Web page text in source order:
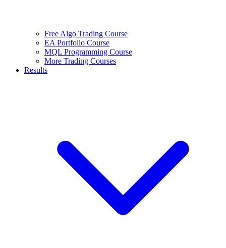
Free Algo Trading Course
EA Portfolio Course
MQL Programming Course
More Trading Courses
Results